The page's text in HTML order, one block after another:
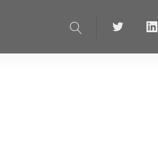
Suche Twitter